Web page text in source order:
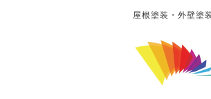
屋根塗装・外壁塗